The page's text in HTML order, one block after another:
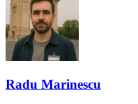
Radu Marinescu